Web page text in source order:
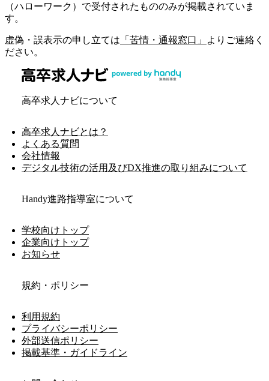
（ハローワーク）で受付されたもののみが掲載されていま
す。
虚偽・誤表示の申し立ては 「苦情・通報窓口」
よりご連絡く
ださい。
高卒求人ナビについて
高卒求人ナビとは？
よくある質問
会社情報
デジタル技術の活用及びDX推進の取り組みについて
Handy進路指導室について
学校向けトップ
企業向けトップ
お知らせ
規約・ポリシー
利用規約
プライバシーポリシー
外部送信ポリシー
掲載基準・ガイドライン